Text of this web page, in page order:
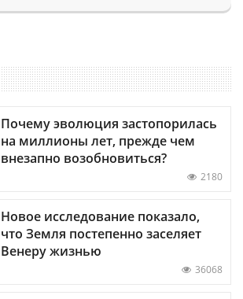
Почему эволюция застопорилась
на миллионы лет, прежде чем
внезапно возобновиться?
2180
Новое исследование показало,
что Земля постепенно заселяет
Венеру жизнью
36068